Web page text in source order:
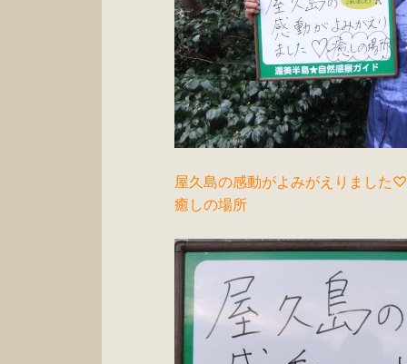
屋久島の感動がよみがえりました♡
癒しの場所